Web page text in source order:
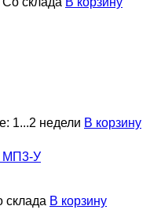
1...2 недели В корзину
МП3-У
склада В корзину